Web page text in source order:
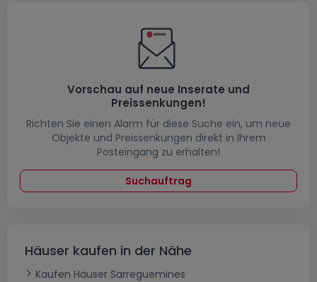
Vorschau auf neue Inserate und
Preissenkungen!
Richten Sie einen Alarm für diese Suche ein, um neue
Objekte und Preissenkungen direkt in Ihrem
Posteingang zu erhalten!
Suchauftrag
Häuser kaufen in der Nähe
Kaufen Häuser Sarreguemines